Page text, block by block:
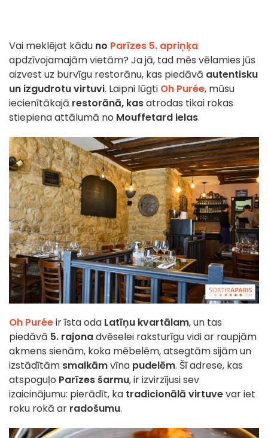
Vai meklējat kādu no Parīzes 5. apriņķa
apdzīvojamajām vietām? Ja jā, tad mēs vēlamies jūs
aizvest uz burvīgu restorānu, kas piedāvā autentisku
un izgudrotuvirtuvi. Laipni lūgti Oh Purée, mūsu
iecienītākajā restorānā, kasatrodas tikai rokas
stiepiena attālumā no Mouffetard ielas.
Oh Puréeir īsta oda Latīņu kvartālam, un tas
piedāvā 5. rajonadvēselei raksturīgu vidi ar raupjām
akmens sienām, koka mēbelēm, atsegtām sijām un
izstādītām smalkāmvīna pudelēm. Šī adrese, kas
atspoguļo Parīzes šarmu, ir izvirzījusi sev
izaicinājumu: pierādīt, ka tradicionālā virtuvevar iet
roku rokā ar radošumu.